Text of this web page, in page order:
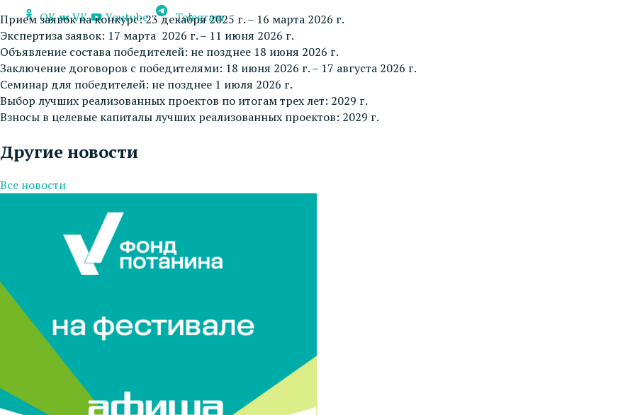
OK
VK Youtube Telegram
Прием заявок на конкурс: 23 декабря 2025 г. – 16 марта 2026 г.
Экспертиза заявок: 17 марта 2026 г. – 11 июня 2026 г.
Объявление состава победителей: не позднее 18 июня 2026 г.
Заключение договоров с победителями: 18 июня 2026 г. – 17 августа 2026 г.
Семинар для победителей: не позднее 1 июля 2026 г.
Выбор лучших реализованных проектов по итогам трех лет: 2029 г.
Взносы в целевые капиталы лучших реализованных проектов: 2029 г.
Другие новости
Все новости